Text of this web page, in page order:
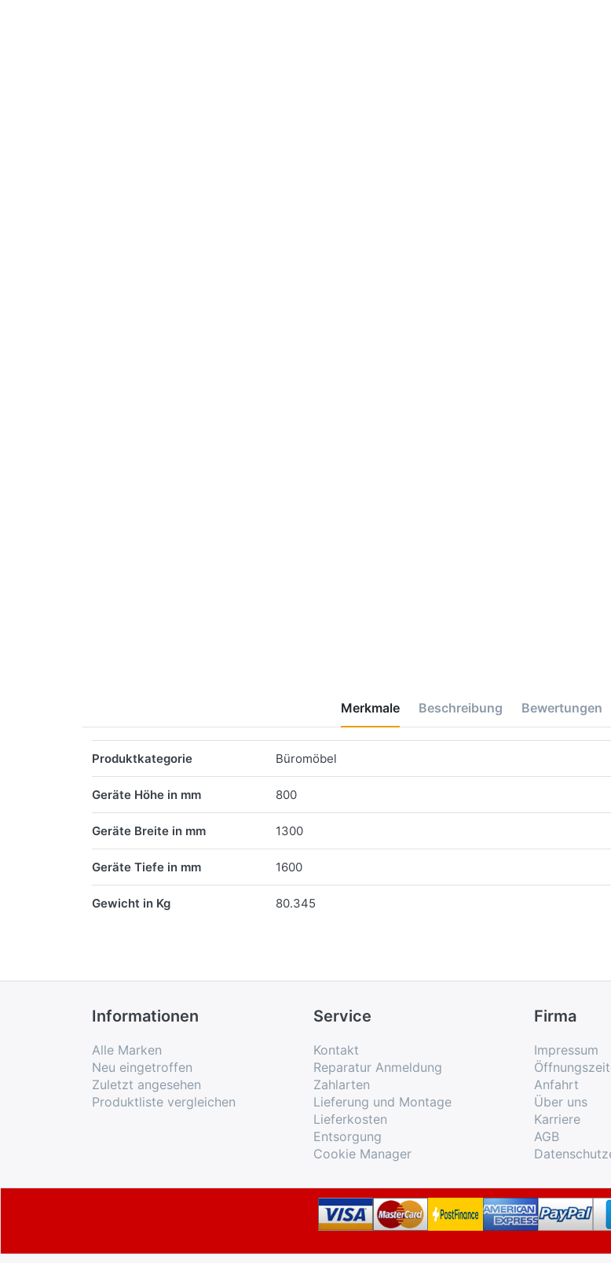
Merkmale Beschreibung Bewertungen
Produktkategorie Büromöbel
Geräte Höhe in mm 800
Geräte Breite in mm 1300
Geräte Tiefe in mm 1600
Gewicht in Kg 80.345
Informationen
Alle Marken
Neu eingetroffen
Zuletzt angesehen
Produktliste vergleichen
Service
Kontakt
Reparatur Anmeldung
Zahlarten
Lieferung und Montage
Lieferkosten
Entsorgung
Cookie Manager
Firma
Impressum
Anfahrt
Über uns
Karriere
AGB